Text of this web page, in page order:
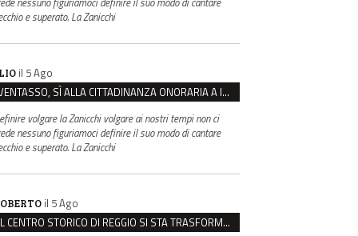
e superato. La Zanicchi
il 5 Ago
VENTASSO, SÌ ALLA CITTADINANZA ONORARIA A IVA ZANICCHI. MA BARGIACCHI: “È DI PESSIMO GUSTO”
volgare la Zanicchi volgare ai nostri tempi non ci
nessuno figuriamoci definire il suo modo di cantare
e superato. La Zanicchi
il 5 Ago
IL CENTRO STORICO DI REGGIO SI STA TRASFORMANDO, E NON IN MEGLIO